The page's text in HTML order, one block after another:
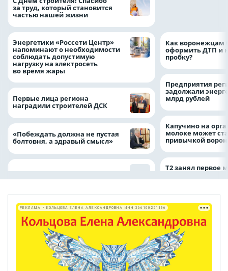
за труд, который становится
частью нашей жизни
Энергетики «Россети Центр»
напоминают о необходимости
соблюдать допустимую
нагрузку на электросеть
во время жары
Первые лица региона
наградили строителей ДСК
«Побеждать должна не пустая
болтовня, а здравый смысл»
Как воронежцам
оформить ДТП и
пробку?
Предприятия
задолжали
млрд рублей
Капучино на
молоке может
привычкой
Т2 занял первое
РЕКЛАМА • КОЛЬЦОВА ЕЛЕНА АЛЕКСАНДРОВНА ИНН 366100251196